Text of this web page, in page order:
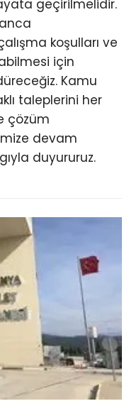
geçirilmelidir.
koşulları ve
için
Kamu
taleplerini her
çözüm
devam
duyururuz.